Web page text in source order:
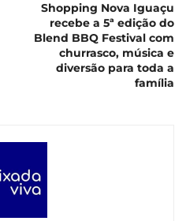
Shopping Nova Iguaçu
recebe a 5ª edição do
Blend BBQ Festival com
churrasco, música e
diversão para toda a
família